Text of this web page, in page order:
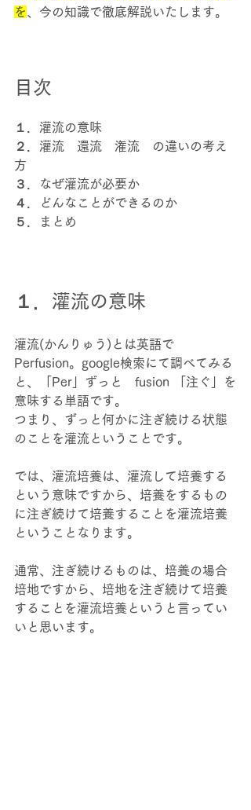
を
、今の知識で徹底解説いたします。
目次
１．灌流の意味
２．灌流　還流　潅流　の違いの考え
方
３．なぜ灌流が必要か
４．どんなことができるのか
５．まとめ
１．灌流の意味
灌流(かんりゅう)とは英語で
Perfusion。google検索にて調べてみる
と、「Per」ずっと　fusion 「注ぐ」を
意味する単語です。
つまり、ずっと何かに注ぎ続ける状態
のことを灌流ということです。
では、灌流培養は、灌流して培養する
という意味ですから、培養をするもの
に注ぎ続けて培養することを灌流培養
ということなります。
通常、注ぎ続けるものは、培養の場合
培地ですから、培地を注ぎ続けて培養
することを灌流培養というと言ってい
いと思います。